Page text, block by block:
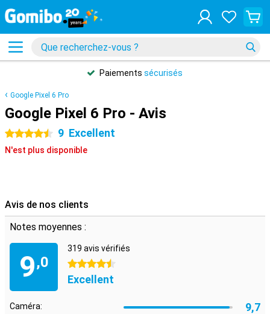
Paiements sécurisés
Google Pixel 6 Pro
Google Pixel 6 Pro - Avis
4.5 étoiles 9 Excellent
N'est plus disponible
Avis de nos clients
Notes moyennes :
9,0
319 avis vérifiés
4.5 étoiles
Excellent
Caméra: 9,7